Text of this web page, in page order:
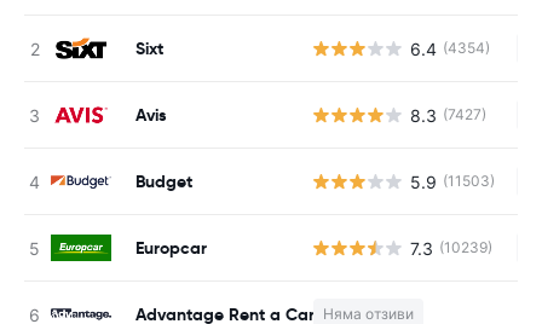
Sixt 6.4 (4354)
Avis 8.3 (7427)
Budget 5.9 (11503)
Europcar 7.3 (10239)
Advantage Rent a Car Няма отзиви